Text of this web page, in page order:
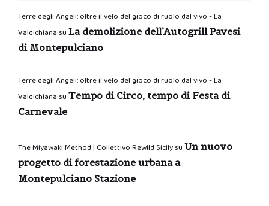
Terre degli Angeli: oltre il velo del gioco di ruolo dal vivo - La
Valdichiana su La demolizione dell’Autogrill Pavesi
di Montepulciano
Terre degli Angeli: oltre il velo del gioco di ruolo dal vivo - La
Valdichiana su Tempo di Circo, tempo di Festa di
Carnevale
The Miyawaki Method | Collettivo Rewild Sicilysu Un nuovo
progetto di forestazione urbana a
Montepulciano Stazione